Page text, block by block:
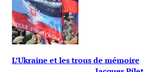
L’Ukraine et les trous de mémoire